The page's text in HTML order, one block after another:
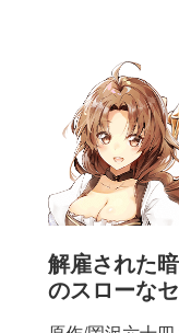
解雇された
のスローな